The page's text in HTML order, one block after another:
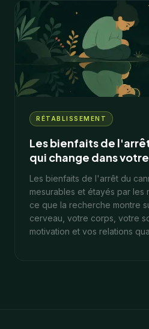
1 février 2026
RÉTABLISSEMENT
Les bienfaits de
qui change dans
corps et votre vie
Les bienfaits de l'arrêt du
mesurables et étayés par les
ce que la recherche montre
cerveau, votre corps, votre
motivation et vos relations